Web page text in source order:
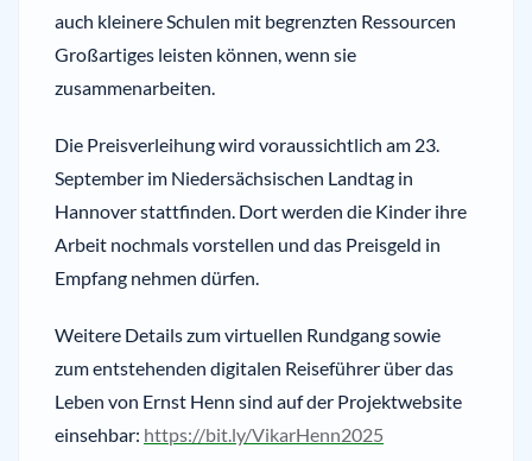
auch kleinere Schulen mit begrenzten Ressourcen
Großartiges leisten können, wenn sie
zusammenarbeiten.
Die Preisverleihung wird voraussichtlich am 23.
September im Niedersächsischen Landtag in
Hannover stattfinden. Dort werden die Kinder ihre
Arbeit nochmals vorstellen und das Preisgeld in
Empfang nehmen dürfen.
Weitere Details zum virtuellen Rundgang sowie
zum entstehenden digitalen Reiseführer über das
Leben von Ernst Henn sind auf der Projektwebsite
einsehbar: https://bit.ly/VikarHenn2025